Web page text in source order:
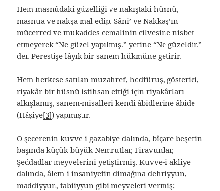
Hem masnûdaki güzelliği ve nakıştaki hüsnü,
masnua ve nakşa mal edip, Sâni’ ve Nakkaş’ın
mücerred ve mukaddes cemalinin cilvesine nisbet
etmeyerek “Ne güzel yapılmış.” yerine “Ne güzeldir.”
der. Perestişe lâyık bir sanem hükmüne getirir.
Hem herkese satılan muzahref, hodfüruş, gösterici,
riyakâr bir hüsnü istihsan ettiği için riyakârları
alkışlamış, sanem-misalleri kendi âbidlerine âbide
(Hâşiye[3]) yapmıştır.
O şecerenin kuvve-i gazabiye dalında, bîçare beşerin
başında küçük büyük Nemrutlar, Firavunlar,
Şeddadlar meyvelerini yetiştirmiş. Kuvve-i akliye
dalında, âlem-i insaniyetin dimağına dehriyyun,
maddiyyun, tabiiyyun gibi meyveleri vermiş;